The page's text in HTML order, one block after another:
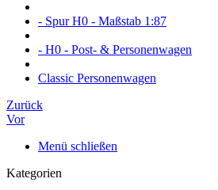
- Spur H0 - Maßstab 1:87
- H0 - Post- & Personenwagen
Classic Personenwagen
Zurück
Vor
Menü schließen
Kategorien